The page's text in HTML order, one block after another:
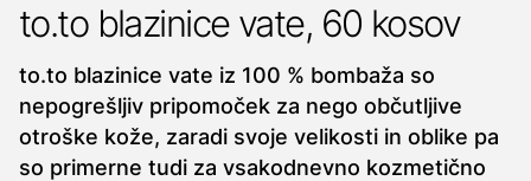
to.to blazinice vate, 60 kosov
to.to blazinice vate iz 100 % bombaža so
nepogrešljiv pripomoček za nego občutljive
otroške kože, zaradi svoje velikosti in oblike pa
so primerne tudi za vsakodnevno kozmetično